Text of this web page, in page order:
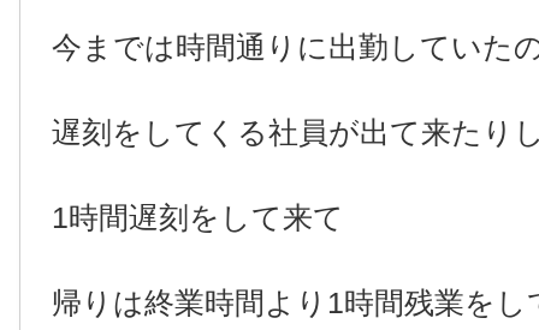
今までは時間通りに出勤していた
遅刻をしてくる社員が出て来たり
1時間遅刻をして来て
帰りは終業時間より1時間残業をし